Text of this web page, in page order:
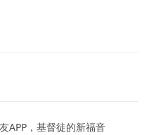
APP，基督徒的新福音